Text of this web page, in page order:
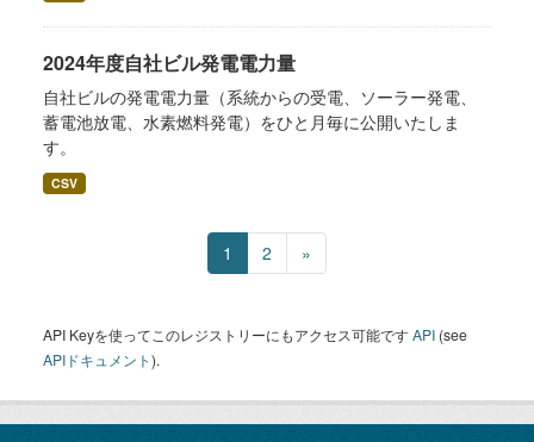
2024年度自社ビル発電電力量
自社ビルの発電電力量（系統からの受電、ソーラー発電、
蓄電池放電、水素燃料発電）をひと月毎に公開いたしま
す。
CSV
1 2 »
API Keyを使ってこのレジストリーにもアクセス可能ですAPI (see
APIドキュメント).